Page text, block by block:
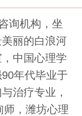
询机构，坐
丽的白浪河
中国心理学
年代毕业于
治疗专业，
师，潍坊心理